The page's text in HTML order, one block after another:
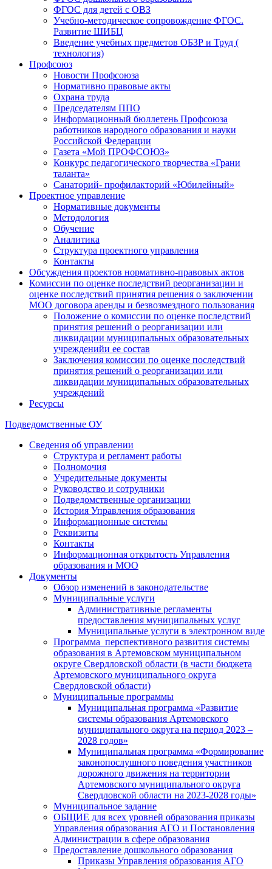
ФГОС для детей с ОВЗ
Учебно-методическое сопровождение ФГОС.
Развитие ШИБЦ
Введение учебных предметов ОБЗР и Труд (
технология)
Профсоюз
Новости Профсоюза
Нормативно правовые акты
Охрана труда
Председателям ППО
Информационный бюллетень Профсоюза
работников народного образования и науки
Российской Федерации
Газета «Мой ПРОФСОЮЗ»
Конкурс педагогического творчества «Грани
таланта»
Санаторий- профилакторий «Юбилейный»
Проектное управление
Нормативные документы
Методология
Обучение
Аналитика
Структура проектного управления
Контакты
Обсуждения проектов нормативно-правовых актов
Комиссии по оценке последствий реорганизации и
оценке последствий принятия решения о заключении
МОО договора аренды и безвозмездного пользования
Положение о комиссии по оценке последствий
принятия решений о реорганизации или
ликвидации муниципальных образовательных
учрежденийи ее состав
Заключения комиссии по оценке последствий
принятия решений о реорганизации или
ликвидации муниципальных образовательных
учреждений
Ресурсы
Подведомственные ОУ
Сведения об управлении
Структура и регламент работы
Полномочия
Учредительные документы
Руководство и сотрудники
Подведомственные организации
История Управления образования
Информационные системы
Реквизиты
Контакты
Информационная открытость Управления
образования и МОО
Документы
Обзор изменений в законодательстве
Муниципальные услуги
Административные регламенты
предоставления муниципальных услуг
Муниципальные услуги в электронном виде
Программа перспективного развития системы
образования в Артемовском муниципальном
округе Свердловской области (в части бюджета
Артемовского муниципального округа
Свердловской области)
Муниципальные программы
Муниципальная программа «Развитие
системы образования Артемовского
муниципального округа на период 2023 –
2028 годов»
Муниципальная программа «Формирование
законопослушного поведения участников
дорожного движения на территории
Артемовского муниципального округа
Свердловской области на 2023-2028 годы»
Муниципальное задание
ОБЩИЕ для всех уровней образования приказы
Управления образования АГО и Постановления
Администрации в сфере образования
Предоставление дошкольного образования
Приказы Управления образования АГО